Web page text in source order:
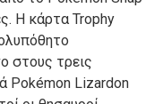
. Η κάρτα Trophy
στους τρεις
Pokémon Lizardon